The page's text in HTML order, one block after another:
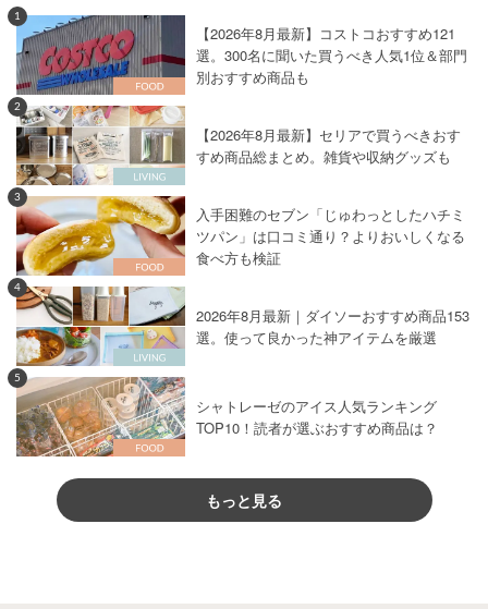
1
【2026年8月最新】コストコおすすめ121
選。300名に聞いた買うべき人気1位＆部門
別おすすめ商品も
2
【2026年8月最新】セリアで買うべきおす
すめ商品総まとめ。雑貨や収納グッズも
3
入手困難のセブン「じゅわっとしたハチミ
ツパン」は口コミ通り？よりおいしくなる
食べ方も検証
4
2026年8月最新｜ダイソーおすすめ商品153
選。使って良かった神アイテムを厳選
5
シャトレーゼのアイス人気ランキング
TOP10！読者が選ぶおすすめ商品は？
もっと見る